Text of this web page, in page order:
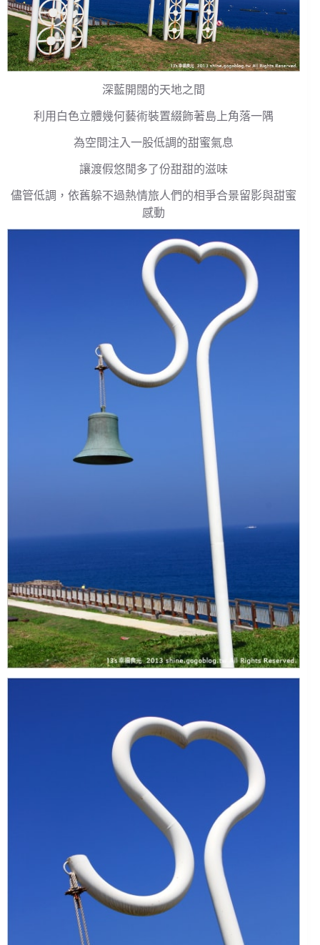
深藍開闊的天地之間
利用白色立體幾何藝術裝置綴飾著島上角落一隅
為空間注入一股低調的甜蜜氣息
讓渡假悠閒多了份甜甜的滋味
儘管低調，依舊躲不過熱情旅人們的相爭合景留影與甜蜜
感動